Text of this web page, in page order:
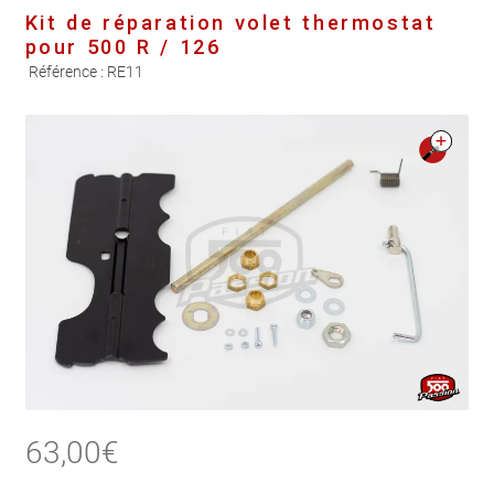
À propos
Garages partenaires
Kit de réparation volet thermostat
pour 500 R / 126
Référence : RE11
63,00€